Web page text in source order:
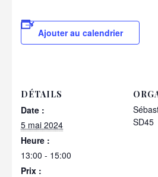
Ajouter au calendrier
DÉTAILS
Date :
5 mai 2024
Heure :
13:00 - 15:00
Prix :
SD45